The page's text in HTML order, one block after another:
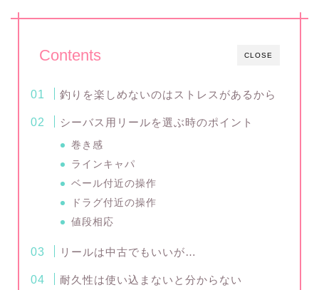
CLOSE
Contents
釣りを楽しめないのはストレスがあるから
シーバス用リールを選ぶ時のポイント
巻き感
ラインキャパ
ベール付近の操作
ドラグ付近の操作
値段相応
リールは中古でもいいが…
耐久性は使い込まないと分からない